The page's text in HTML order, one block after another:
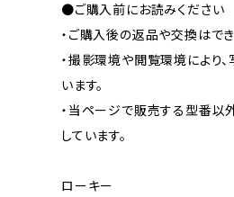
●ご購入前にお読みください
・ご購入後の返品や交換はでき
・撮影環境や閲覧環境により
います。
・当ページで販売する型番以
しています。
ローキー